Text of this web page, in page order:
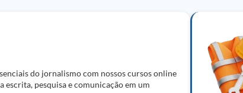
do jornalismo com nossos cursos online
escrita, pesquisa e comunicação em um